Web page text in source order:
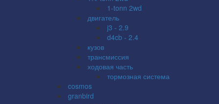
1-tonn 2wd
двигатель
j3 - 2.9
d4cb - 2.4
кузов
трансмиссия
ходовая часть
тормозная система
cosmos
granbird